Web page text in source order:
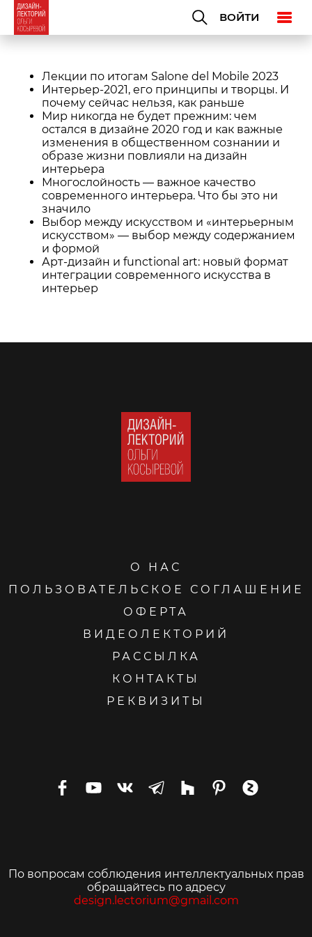
ВОЙТИ
Лекции по итогам Salone del Mobile 2023
Интерьер-2021, его принципы и творцы. И
почему сейчас нельзя, как раньше
Мир никогда не будет прежним: чем
остался в дизайне 2020 год и как важные
изменения в общественном сознании и
образе жизни повлияли на дизайн
интерьера
Многослойность — важное качество
современного интерьера. Что бы это ни
значило
Выбор между искусством и «интерьерным
искусством» — выбор между содержанием
и формой
Арт-дизайн и functional art: новый формат
интеграции современного искусства в
интерьер
О НАС
ПОЛЬЗОВАТЕЛЬСКОЕ СОГЛАШЕНИЕ
ОФЕРТА
ВИДЕОЛЕКТОРИЙ
РАССЫЛКА
КОНТАКТЫ
РЕКВИЗИТЫ
По вопросам соблюдения интеллектуальных прав
обращайтесь по адресу
design.lectorium@gmail.com